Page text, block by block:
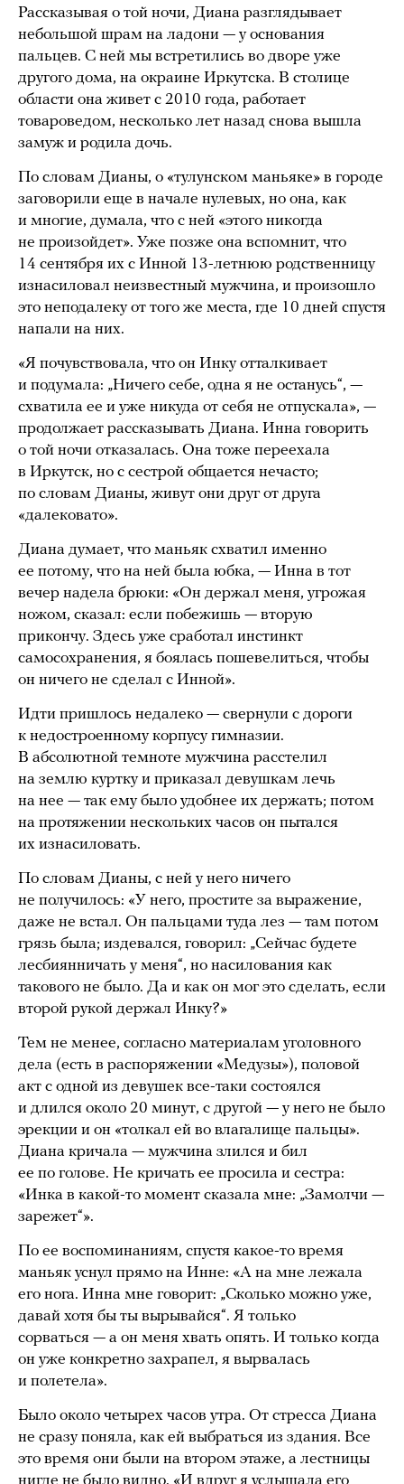
Рассказывая о той ночи, Диана разглядывает
небольшой шрам на ладони — у основания
пальцев. С ней мы встретились во дворе уже
другого дома, на окраине Иркутска. В столице
области она живет с 2010 года, работает
товароведом, несколько лет назад снова вышла
замуж и родила дочь.
По словам Дианы, о «тулунском маньяке» в городе
заговорили еще в начале нулевых, но она, как
и многие, думала, что с ней «этого никогда
не произойдет». Уже позже она вспомнит, что
14 сентября их с Инной 13-летнюю родственницу
изнасиловал неизвестный мужчина, и произошло
это неподалеку от того же места, где 10 дней спустя
напали на них.
«Я почувствовала, что он Инку отталкивает
и подумала: „Ничего себе, одна я не останусь“, —
схватила ее и уже никуда от себя не отпускала», —
продолжает рассказывать Диана. Инна говорить
о той ночи отказалась. Она тоже переехала
в Иркутск, но с сестрой общается нечасто;
по словам Дианы, живут они друг от друга
«далековато».
Диана думает, что маньяк схватил именно
ее потому, что на ней была юбка, — Инна в тот
вечер надела брюки: «Он держал меня, угрожая
ножом, сказал: если побежишь — вторую
прикончу. Здесь уже сработал инстинкт
самосохранения, я боялась пошевелиться, чтобы
он ничего не сделал с Инной».
Идти пришлось недалеко — свернули с дороги
к недостроенному корпусу гимназии.
В абсолютной темноте мужчина расстелил
на землю куртку и приказал девушкам лечь
на нее — так ему было удобнее их держать; потом
на протяжении нескольких часов он пытался
их изнасиловать.
По словам Дианы, с ней у него ничего
не получилось: «У него, простите за выражение,
даже не встал. Он пальцами туда лез — там потом
грязь была; издевался, говорил: „Сейчас будете
лесбиянничать у меня“, но насилования как
такового не было. Да и как он мог это сделать, если
второй рукой держал Инку?»
Тем не менее, согласно материалам уголовного
дела (есть в распоряжении «Медузы»), половой
акт с одной из девушек все-таки состоялся
и длился около 20 минут, с другой — у него не было
эрекции и он «толкал ей во влагалище пальцы».
Диана кричала — мужчина злился и бил
ее по голове. Не кричать ее просила и сестра:
«Инка в какой-то момент сказала мне: „Замолчи —
зарежет“».
По ее воспоминаниям, спустя какое-то время
маньяк уснул прямо на Инне: «А на мне лежала
его нога. Инна мне говорит: „Сколько можно уже,
давай хотя бы ты вырывайся“. Я только
сорваться — а он меня хвать опять. И только когда
он уже конкретно захрапел, я вырвалась
и полетела».
Было около четырех часов утра. От стресса Диана
не сразу поняла, как ей выбраться из здания. Все
это время они были на втором этаже, а лестницы